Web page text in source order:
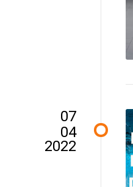
07
04
2022